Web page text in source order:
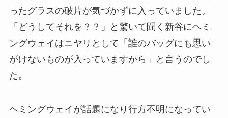
ったグラスの破片が気づかずに入っていました。
「どうしてそれを？？」と驚いて聞く新谷にヘミ
ングウェイはニヤリとして「誰のバッグにも思い
がけないものが入っていますから」と言うのでし
た。
ヘミングウェイが話題になり行方不明になってい